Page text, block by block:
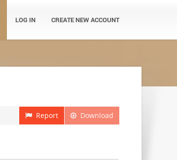
LOG IN CREATE NEW ACCOUNT
Download
Report